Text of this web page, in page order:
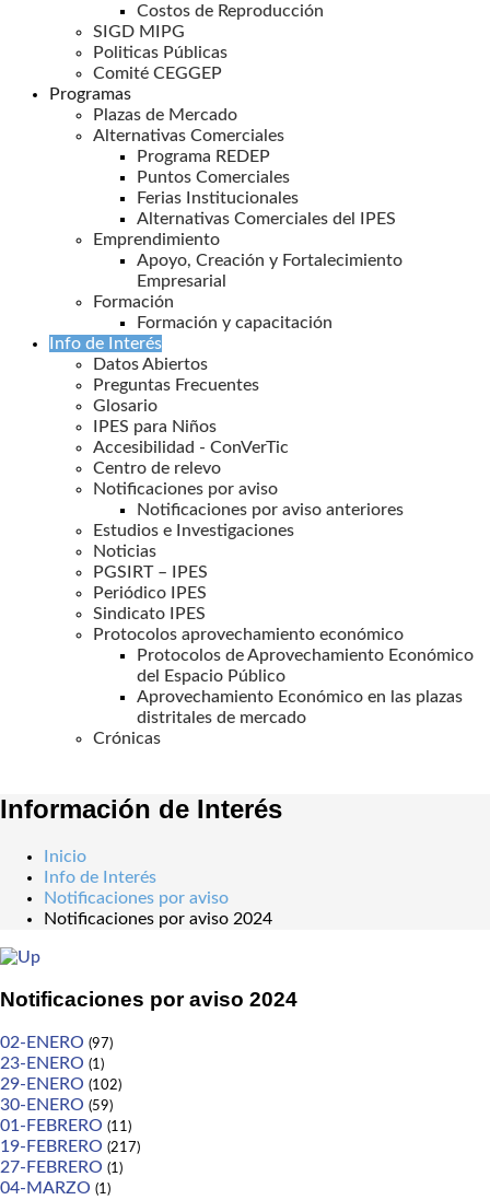
Costos de Reproducción
SIGD MIPG
Politicas Públicas
Comité CEGGEP
Programas
Plazas de Mercado
Alternativas Comerciales
Programa REDEP
Puntos Comerciales
Ferias Institucionales
Alternativas Comerciales del IPES
Emprendimiento
Apoyo, Creación y Fortalecimiento
Empresarial
Formación
Formación y capacitación
Info de Interés
Datos Abiertos
Preguntas Frecuentes
Glosario
IPES para Niños
Accesibilidad - ConVerTic
Centro de relevo
Notificaciones por aviso
Notificaciones por aviso anteriores
Estudios e Investigaciones
Noticias
PGSIRT – IPES
Periódico IPES
Sindicato IPES
Protocolos aprovechamiento económico
Protocolos de Aprovechamiento Económico
del Espacio Público
Aprovechamiento Económico en las plazas
distritales de mercado
Crónicas
Información de Interés
Inicio
Info de Interés
Notificaciones por aviso
Notificaciones por aviso 2024
Notificaciones por aviso 2024
02-ENERO (97)
23-ENERO (1)
29-ENERO (102)
30-ENERO (59)
01-FEBRERO (11)
19-FEBRERO (217)
27-FEBRERO (1)
04-MARZO (1)